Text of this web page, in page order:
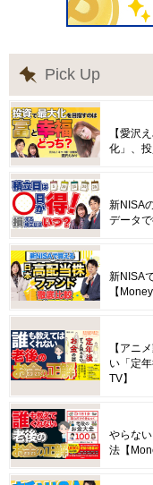
Pick Up
【愛沢
化」、
新NISA
データ
新NISA
【
【アニ
い「定
TV】
やらな
法【